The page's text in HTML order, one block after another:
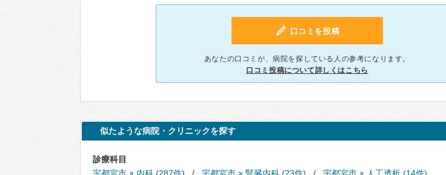
口コミを投稿
あなたの口コミが、病院を探している人の参考になります。
口コミ投稿について詳しくはこちら
似たような病院・クリニックを探す
診療科目